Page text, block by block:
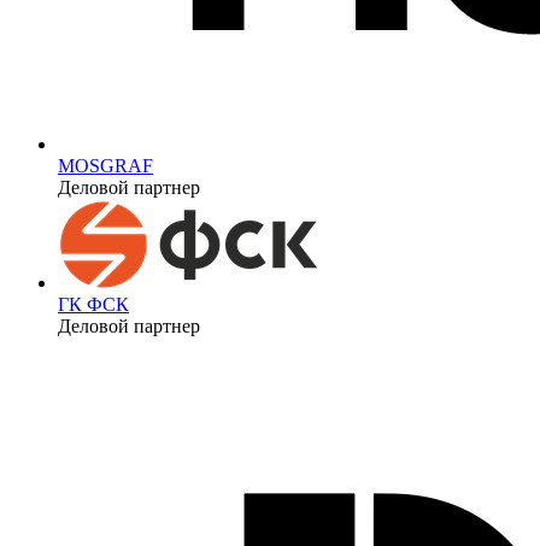
MOSGRAF
Деловой партнер
ГК ФСК
Деловой партнер